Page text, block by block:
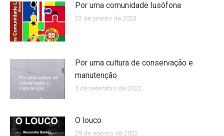
Por uma comunidade lusófona
23 de janeiro de 2023
Por uma cultura de conservação e
manutenção
5 de setembro de 2022
O louco
29 de agosto de 2022